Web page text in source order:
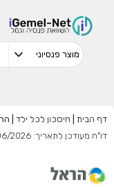
דף הבית חיסכון לכל ילד
דו"ח מעודכן לתאריך: 06/2026
מתכנן